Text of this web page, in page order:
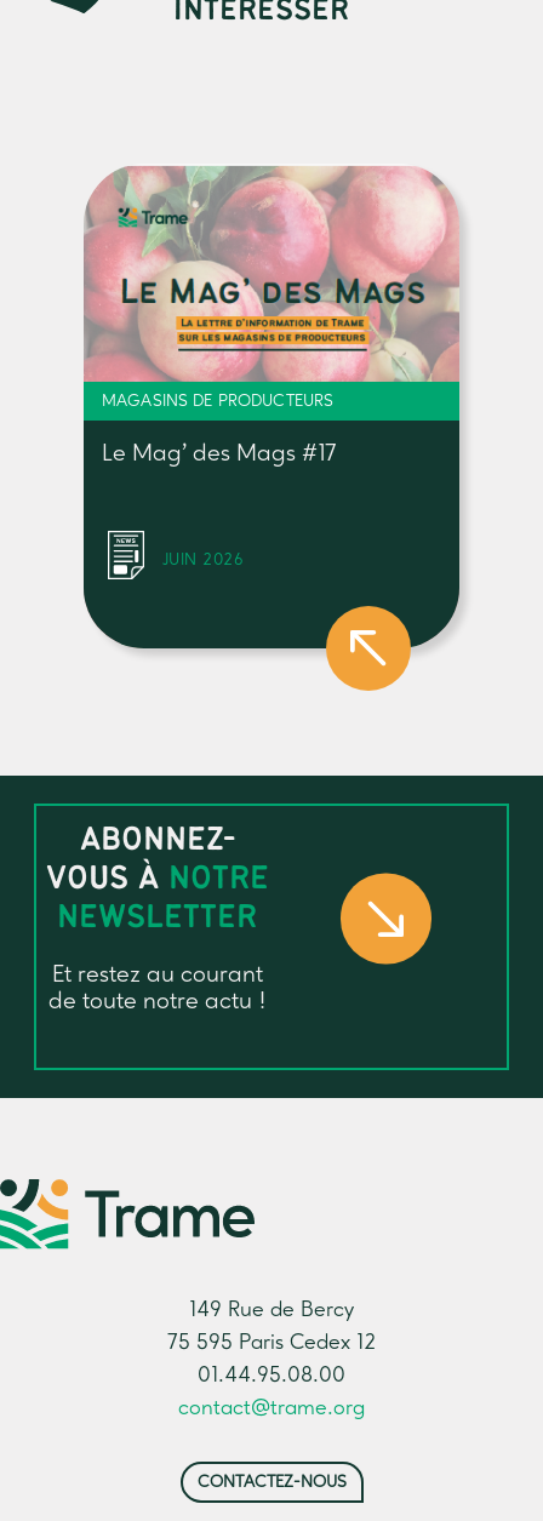
INTÉRESSER
MAGASINS DE PRODUCTEURS
Le Mag’ des Mags #17
JUIN 2026
ABONNEZ-
VOUS À NOTRE
NEWSLETTER
Et restez au courant
de toute notre actu !
149 Rue de Bercy
75 595 Paris Cedex 12
01.44.95.08.00
contact@trame.org
CONTACTEZ-NOUS